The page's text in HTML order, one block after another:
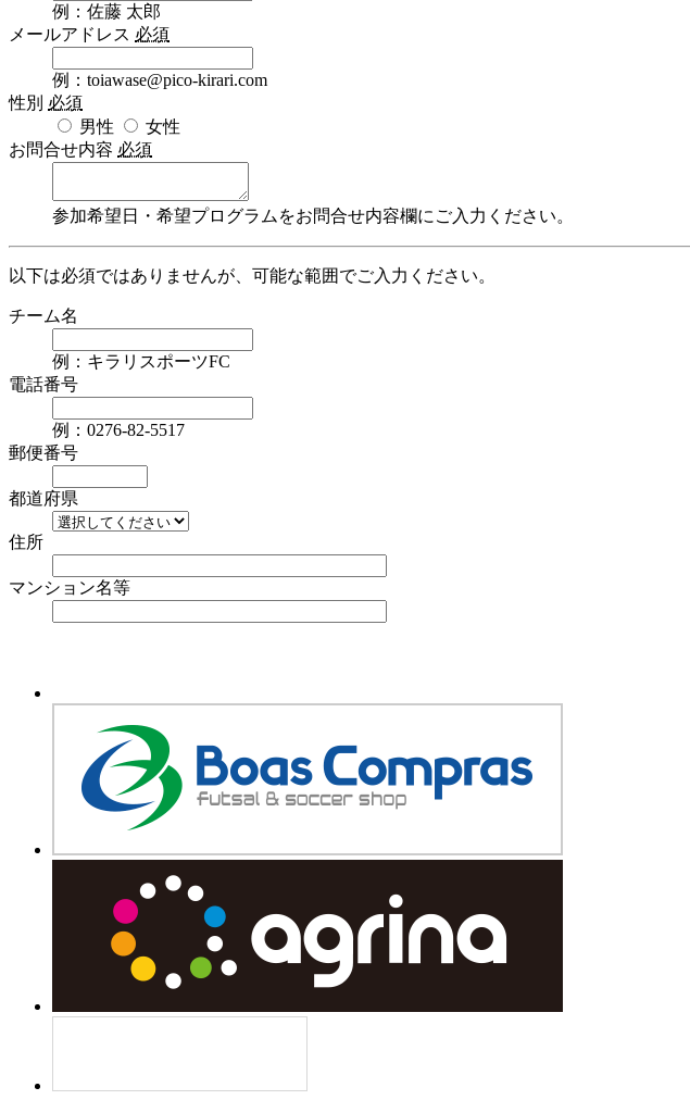
例：佐藤 太郎
メールアドレス 必須
例：toiawase@pico-kirari.com
性別 必須
男性
女性
お問合せ内容 必須
参加希望日・希望プログラムをお問合せ内容欄にご入力ください。
以下は必須ではありませんが、可能な範囲でご入力ください。
チーム名
例：キラリスポーツFC
電話番号
例：0276-82-5517
郵便番号
都道府県
住所
マンション名等